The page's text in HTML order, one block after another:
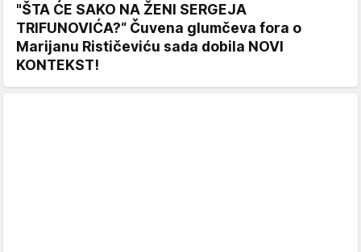
"ŠTA ĆE SAKO NA ŽENI SERGEJA
TRIFUNOVIĆA?“ Čuvena glumčeva fora o
Marijanu Rističeviću sada dobila NOVI
KONTEKST!